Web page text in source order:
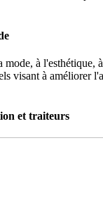
à l'esthétique,
visant à améliorer
et traiteurs